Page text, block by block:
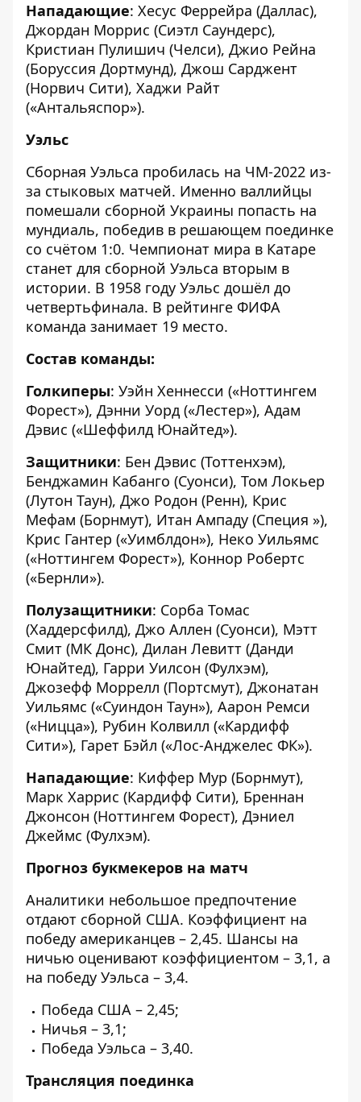
Нападающие: Хесус Феррейра (Даллас),
Джордан Моррис (Сиэтл Саундерс),
Кристиан Пулишич (Челси), Джио Рейна
(Боруссия Дортмунд), Джош Сарджент
(Норвич Сити), Хаджи Райт
(«Антальяспор»).
Уэльс
Сборная Уэльса пробилась на ЧМ-2022 из-
за стыковых матчей. Именно валлийцы
помешали сборной Украины попасть на
мундиаль, победив в решающем поединке
со счётом 1:0. Чемпионат мира в Катаре
станет для сборной Уэльса вторым в
истории. В 1958 году Уэльс дошёл до
четвертьфинала. В рейтинге ФИФА
команда занимает 19 место.
Состав команды:
Голкиперы: Уэйн Хеннесси («Ноттингем
Форест»), Дэнни Уорд («Лестер»), Адам
Дэвис («Шеффилд Юнайтед»).
Защитники: Бен Дэвис (Тоттенхэм),
Бенджамин Кабанго (Суонси), Том Локьер
(Лутон Таун), Джо Родон (Ренн), Крис
Мефам (Борнмут), Итан Ампаду (Специя »),
Крис Гантер («Уимблдон»), Неко Уильямс
(«Ноттингем Форест»), Коннор Робертс
(«Бернли»).
Полузащитники: Сорба Томас
(Хаддерсфилд), Джо Аллен (Суонси), Мэтт
Смит (МК Донс), Дилан Левитт (Данди
Юнайтед), Гарри Уилсон (Фулхэм),
Джозефф Моррелл (Портсмут), Джонатан
Уильямс («Суиндон Таун»), Аарон Ремси
(«Ницца»), Рубин Колвилл («Кардифф
Сити»), Гарет Бэйл («Лос-Анджелес ФК»).
Нападающие: Киффер Мур (Борнмут),
Марк Харрис (Кардифф Сити), Бреннан
Джонсон (Ноттингем Форест), Дэниел
Джеймс (Фулхэм).
Прогноз букмекеров на матч
Аналитики небольшое предпочтение
отдают сборной США. Коэффициент на
победу американцев – 2,45. Шансы на
ничью оценивают коэффициентом – 3,1, а
на победу Уэльса – 3,4.
Победа США – 2,45;
Ничья – 3,1;
Победа Уэльса – 3,40.
Трансляция поединка